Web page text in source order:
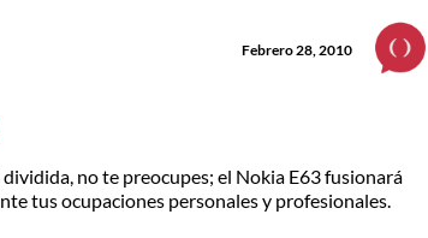
Febrero 28, 2010
dividida, no te preocupes; el Nokia E63 fusionará
tus ocupaciones personales y profesionales.